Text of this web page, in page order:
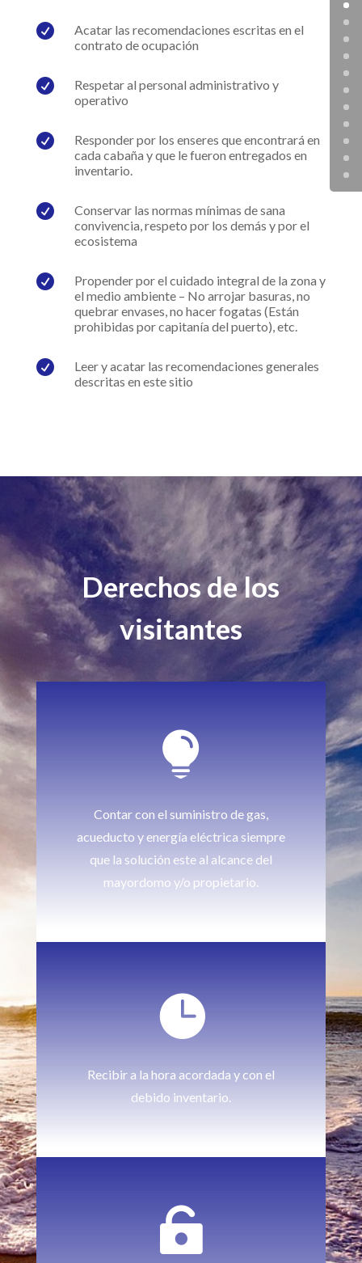

Acatar las recomendaciones escritas en el
contrato de ocupación

Respetar al personal administrativo y
operativo

Responder por los enseres que encontrará en
cada cabaña y que le fueron entregados en
inventario.

Conservar las normas mínimas de sana
convivencia, respeto por los demás y por el
ecosistema

Propender por el cuidado integral de la zona y
el medio ambiente – No arrojar basuras, no
quebrar envases, no hacer fogatas (Están
prohibidas por capitanía del puerto), etc.

Leer y acatar las recomendaciones generales
descritas en este sitio
Derechos de los
visitantes

Contar con el suministro de gas,
acueducto y energía eléctrica siempre
que la solución este al alcance del
mayordomo y/o propietario.

Recibir a la hora acordada y con el
debido inventario.
